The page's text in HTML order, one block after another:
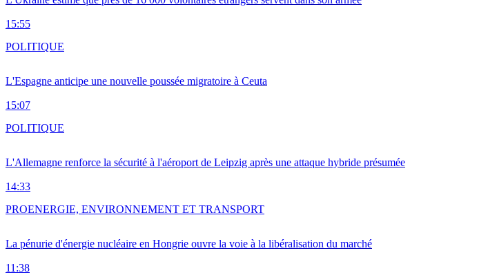
15:55
L'Espagne anticipe une nouvelle poussée migratoire à Ceuta
15:07
POLITIQUE
L'Allemagne renforce la sécurité à l'aéroport de Leipzig après une attaque hybride présumée
14:33
POLITIQUE
La pénurie d'énergie nucléaire en Hongrie ouvre la voie à la libéralisation du marché
11:38
PROENERGIE, ENVIRONNEMENT ET TRANSPORT